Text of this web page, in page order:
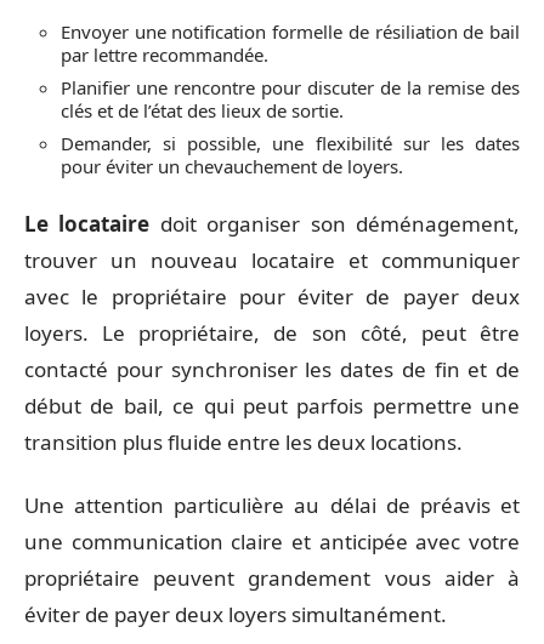
Envoyer une notification formelle de résiliation de bail
par lettre recommandée.
Planifier une rencontre pour discuter de la remise des
clés et de l’état des lieux de sortie.
Demander, si possible, une flexibilité sur les dates
pour éviter un chevauchement de loyers.
Le locataire doit organiser son déménagement,
trouver un nouveau locataire et communiquer
avec le propriétaire pour éviter de payer deux
loyers. Le propriétaire, de son côté, peut être
contacté pour synchroniser les dates de fin et de
début de bail, ce qui peut parfois permettre une
transition plus fluide entre les deux locations.
Une attention particulière au délai de préavis et
une communication claire et anticipée avec votre
propriétaire peuvent grandement vous aider à
éviter de payer deux loyers simultanément.